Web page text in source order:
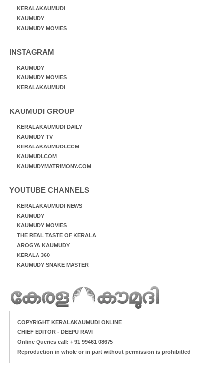
KERALAKAUMUDI
KAUMUDY
KAUMUDY MOVIES
INSTAGRAM
KAUMUDY
KAUMUDY MOVIES
KERALAKAUMUDI
KAUMUDI GROUP
KERALAKAUMUDI DAILY
KAUMUDY TV
KERALAKAUMUDI.COM
KAUMUDI.COM
KAUMUDYMATRIMONY.COM
YOUTUBE CHANNELS
KERALAKAUMUDI NEWS
KAUMUDY
KAUMUDY MOVIES
THE REAL TASTE OF KERALA
AROGYA KAUMUDY
KERALA 360
KAUMUDY SNAKE MASTER
COPYRIGHT KERALAKAUMUDI ONLINE
CHIEF EDITOR - DEEPU RAVI
Online Queries call: + 91 99461 08675
Reproduction in whole or in part without permission is prohibitted